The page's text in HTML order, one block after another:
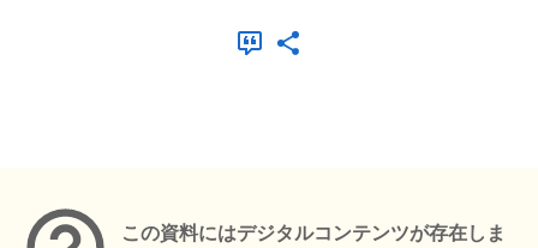
この資料にはデジタルコンテンツが存在しま